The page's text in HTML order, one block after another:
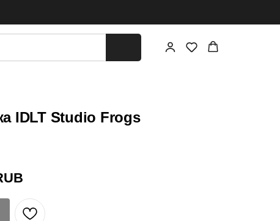
IDLT Studio Frogs